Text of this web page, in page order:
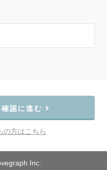
認に進む
の方はこちら
Inc.